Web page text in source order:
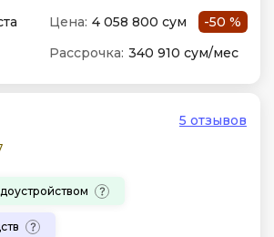
Цена: 4 058 800 сум
-50 %
Рассрочка: 340 910 сум/мес
5 отзывов